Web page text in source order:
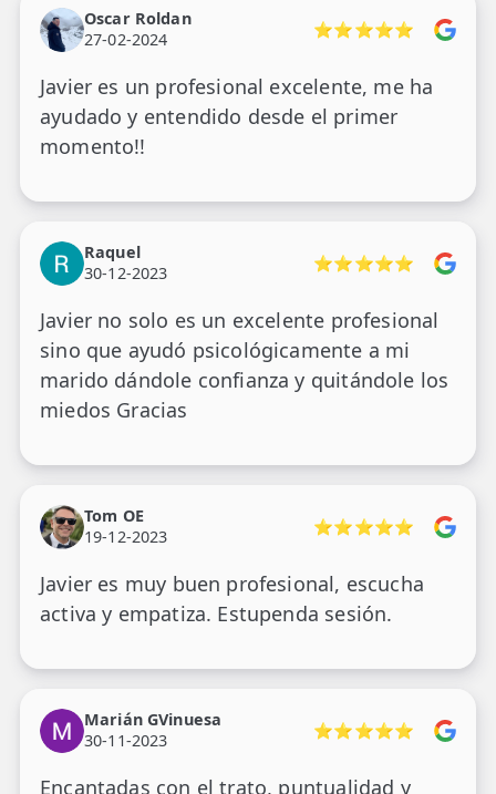
Oscar Roldan
27-02-2024
⭐⭐⭐⭐⭐
Javier es un profesional excelente, me ha
ayudado y entendido desde el primer
momento!!
Raquel
30-12-2023
⭐⭐⭐⭐⭐
Javier no solo es un excelente profesional
sino que ayudó psicológicamente a mi
marido dándole confianza y quitándole los
miedos Gracias
Tom OE
19-12-2023
⭐⭐⭐⭐⭐
Javier es muy buen profesional, escucha
activa y empatiza. Estupenda sesión.
Marián GVinuesa
30-11-2023
⭐⭐⭐⭐⭐
Encantadas con el trato, puntualidad y